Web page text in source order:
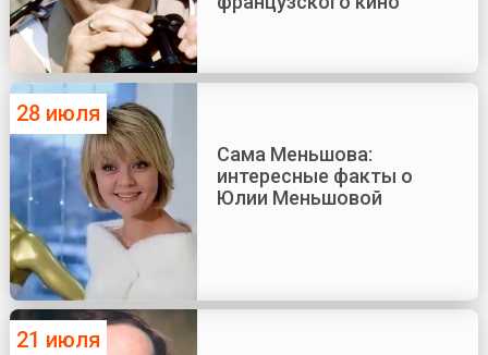
28 июля
Сама Меньшова:
интересные факты о
Юлии Меньшовой
21 июля